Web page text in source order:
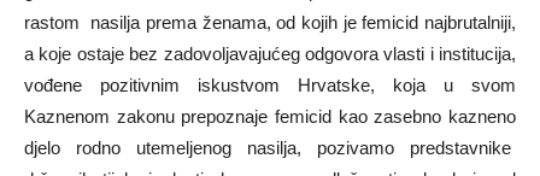
rastom nasilja prema ženama, od kojih je femicid najbrutalniji,
a koje ostaje bez zadovoljavajućeg odgovora vlasti i institucija,
vođene pozitivnim iskustvom Hrvatske, koja u svom
Kaznenom zakonu prepoznaje femicid kao zasebno kazneno
djelo rodno utemeljenog nasilja, pozivamo predstavnike